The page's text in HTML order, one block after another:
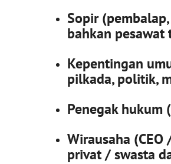
Sopir
bahkan pesawat
Kepentingan
pilkada, politik,
Penegak hukum
Wirausaha
privat / swasta